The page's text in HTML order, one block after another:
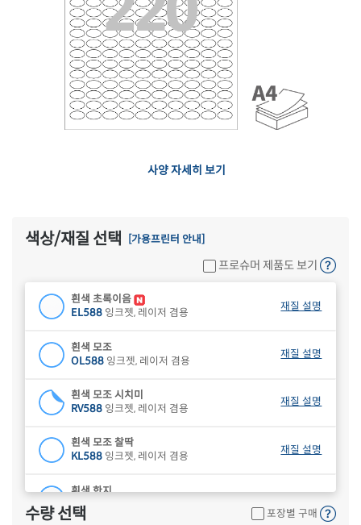
사양 자세히 보기
색상/재질 선택 [가용프린터 안내]
프로슈머 제품도 보기
흰색 초록이음
EL588 잉크젯, 레이저 겸용
재질 설명
흰색 모조
OL588 잉크젯, 레이저 겸용
재질 설명
흰색 모조 시치미
RV588 잉크젯, 레이저 겸용
재질 설명
흰색 모조 찰딱
KL588 잉크젯, 레이저 겸용
재질 설명
흰색 한지
OL588HJ
재질 설명
수량 선택 포장별 구매